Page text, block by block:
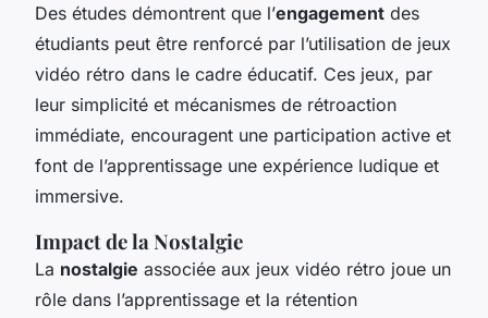
Des études démontrent que l’engagement des
étudiants peut être renforcé par l’utilisation de jeux
vidéo rétro dans le cadre éducatif. Ces jeux, par
leur simplicité et mécanismes de rétroaction
immédiate, encouragent une participation active et
font de l’apprentissage une expérience ludique et
immersive.
Impact de la Nostalgie
La nostalgie associée aux jeux vidéo rétro joue un
rôle dans l’apprentissage et la rétention